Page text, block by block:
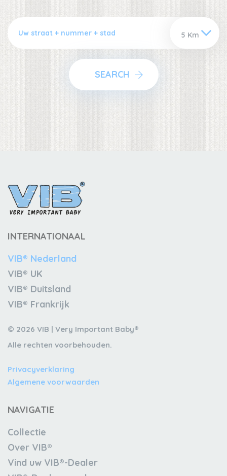
SEARCH
INTERNATIONAAL
VIB® Nederland
VIB® UK
VIB® Duitsland
VIB® Frankrijk
© 2026 VIB | Very Important Baby®
Alle rechten voorbehouden.
Privacyverklaring
Algemene voorwaarden
NAVIGATIE
Collectie
Over VIB®
Vind uw VIB®-Dealer